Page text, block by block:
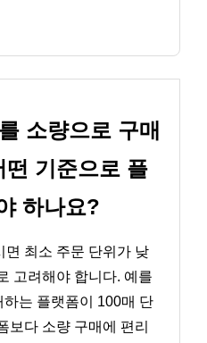
소량으로 구매
떤 기준으로 플
하나요?
면 최소 주문 단위가 낮
고려해야 합니다. 예를
는 플랫폼이 100매 단
보다 소량 구매에 편리